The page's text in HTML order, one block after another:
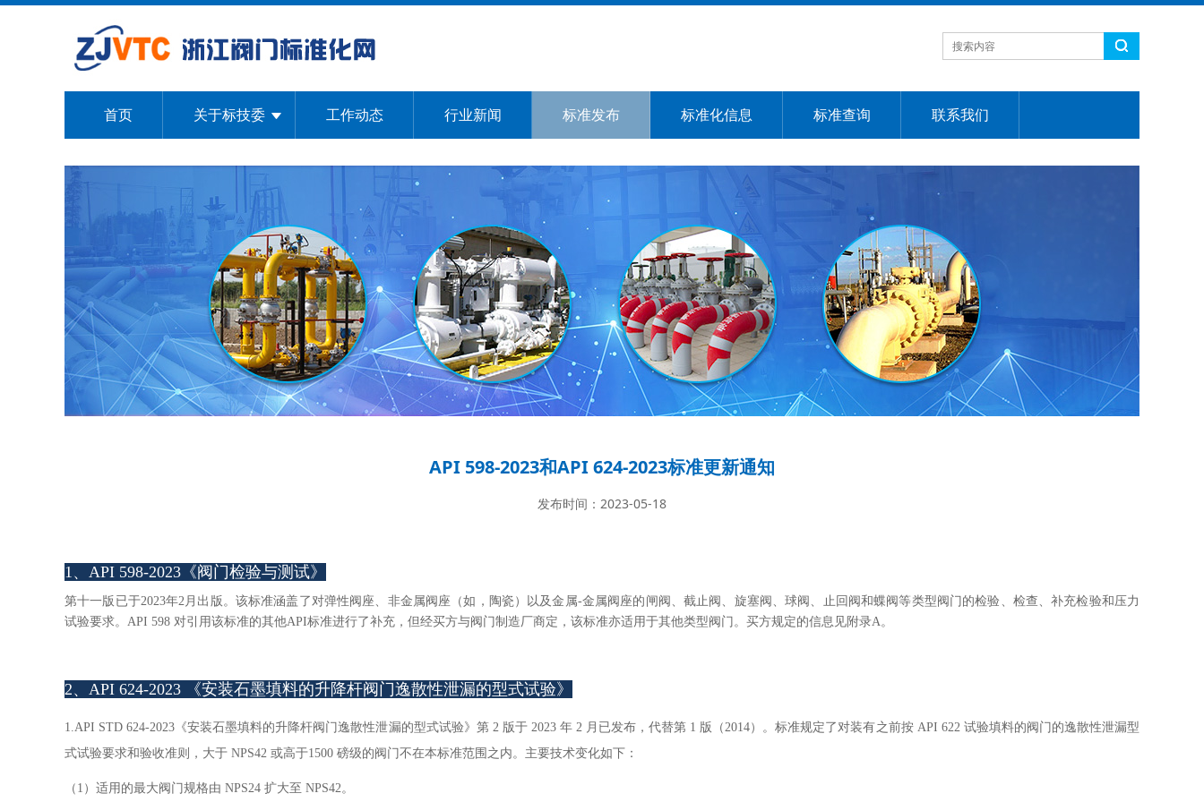
首页 关于标技委 工作动态 行业新闻 标准发布 标准化信息 标准查询 联系我们
API 598-2023和API 624-2023标准更新通知
发布时间：2023-05-18
1、API 598-2023《阀门检验与测试》
第十一版已于2023年2月出版。该标准涵盖了对弹性阀座、非金属阀座（如，陶瓷）以及金属-金属阀座的闸阀、截止阀、旋塞阀、球阀、止回阀和蝶阀等类型阀门的检验、检查、补充检验和压力
试验要求。 API 598 对引用该标准的其他API标准进行了补充，但经买方与阀门制造厂商定，该标准亦适用于其他类型阀门。买方规定的信息见附录A。
2、API 624-2023 《安装石墨填料的升降杆阀门逸散性泄漏的型式试验》
1.API STD 624-2023《安装石墨填料的升降杆阀门逸散性泄漏的型式试验》第 2 版于 2023 年 2 月已发布，代替第 1 版（2014）。标准规定了对装有之前按 API 622 试验填料的阀门的逸散性泄漏型
式试验要求和验收准则，大于 NPS42 或高于1500 磅级的阀门不在本标准范围之内。主要技术变化如下：
（1）适用的最大阀门规格由 NPS24 扩大至 NPS42。